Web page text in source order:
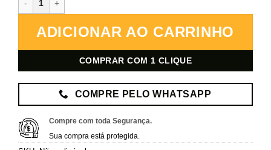
ADICIONAR AO CARRINHO
COMPRAR COM 1 CLIQUE
COMPRE PELO WHATSAPP
Compre com toda Segurança.
Sua compra está protegida.